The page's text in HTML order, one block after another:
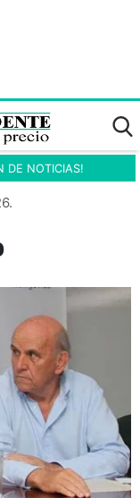
DE NOTICIAS!